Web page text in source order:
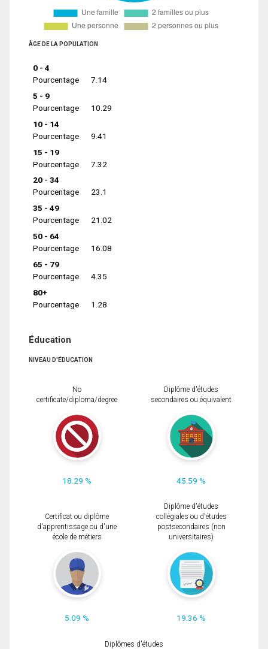
ÂGE DE LA POPULATION
0 - 4
Pourcentage
7.14
5 - 9
Pourcentage
10.29
10 - 14
Pourcentage
9.41
15 - 19
Pourcentage
7.32
20 - 34
Pourcentage
23.1
35 - 49
Pourcentage
21.02
50 - 64
Pourcentage
16.08
65 - 79
Pourcentage
4.35
80+
Pourcentage
1.28
Éducation
NIVEAU D'ÉDUCATION
No
certificate/diploma/degree
18.29 %
Diplôme d'études
secondaires ou équivalent
45.59 %
Certificat ou diplôme
d'apprentissage ou d'une
école de métiers
5.09 %
Diplôme d'études
collégiales ou d'études
postsecondaires (non
universitaires)
19.36 %
Diplômes d'études